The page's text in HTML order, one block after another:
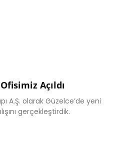
Açıldı
A.Ş. olarak Güzelce’de yeni
gerçekleştirdik.